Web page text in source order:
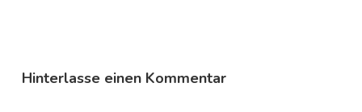
Hinterlasse einen Kommentar